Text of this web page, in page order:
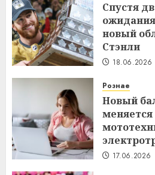
Спустя
новый
Стэнли
18.06.2026
Рознае
Новый
17.06.2026